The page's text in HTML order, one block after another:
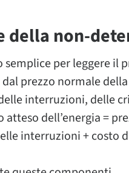
della non-
per leggere il
prezzo normale
interruzioni, delle
dell’energia =
interruzioni + costo